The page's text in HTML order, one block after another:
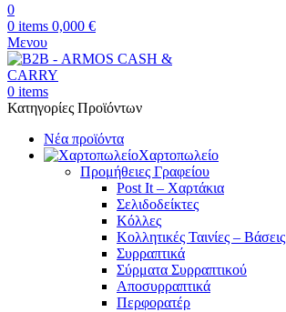
0
0 items 0,000 €
Μενου
0 items
Κατηγορίες Προϊόντων
Νέα προϊόντα
Χαρτοπωλείο
Προμήθειες Γραφείου
Post It – Χαρτάκια
Σελιδοδείκτες
Κόλλες
Κολλητικές Ταινίες – Βάσεις
Συρραπτικά
Σύρματα Συρραπτικού
Αποσυρραπτικά
Περφορατέρ